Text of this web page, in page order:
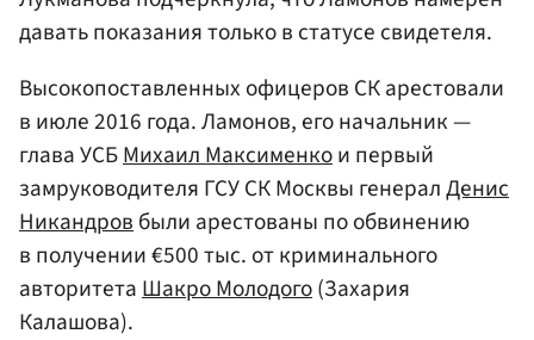
давать показания только в статусе свидетеля.
Высокопоставленных офицеров СК арестовали
в июле 2016 года. Ламонов, его начальник —
глава УСБМихаил Максименкои первый
замруководителя ГСУ СК Москвы генералДенис
Никандровбыли арестованы по обвинению
в получении €500 тыс. от криминального
авторитетаШакро Молодого(Захария
Калашова).